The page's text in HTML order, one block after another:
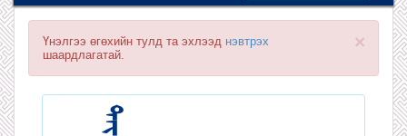
×
Үнэлгээ өгөхийн тулд та эхлээд нэвтрэх
шаардлагатай.